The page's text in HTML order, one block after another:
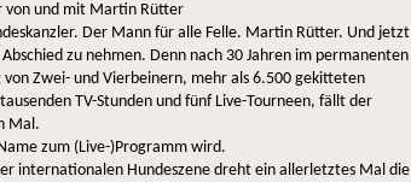
von und mit Martin Rütter
Der Mann für alle Felle. Martin Rütter. Und jetzt
zu nehmen. Denn nach 30 Jahren im permanenten
von Zwei- und Vierbeinern, mehr als 6.500 gekitteten
TV-Stunden und fünf Live-Tourneen, fällt der
Mal.
zum (Live-)Programm wird.
internationalen Hundeszene dreht ein allerletztes Mal die